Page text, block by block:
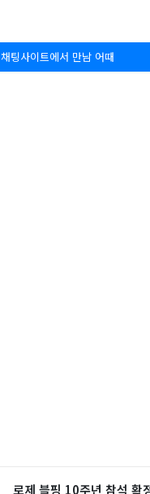
채팅사이트에서 만남 어때
로제 블핑 10주년 참석 확